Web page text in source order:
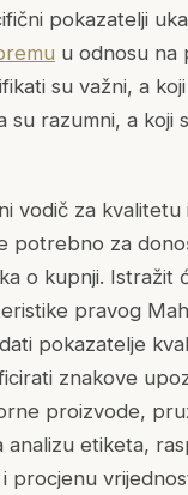
pokazatelji
u odnosu na
su važni, a
su razumni, a koji
vodič za
potrebno za
o kupnji. Istražit
pravog
pokazatelje
znakove
proizvode,
analizu etiketa,
procjenu